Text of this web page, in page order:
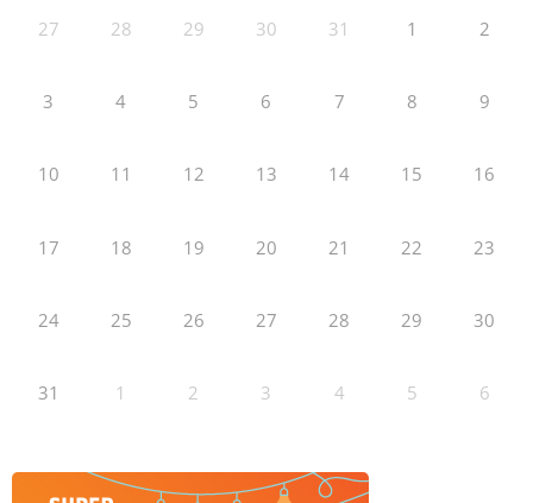
27 28 29 30 31 1 2
3 4 5 6 7 8 9
10 11 12 13 14 15 16
17 18 19 20 21 22 23
24 25 26 27 28 29 30
31 1 2 3 4 5 6